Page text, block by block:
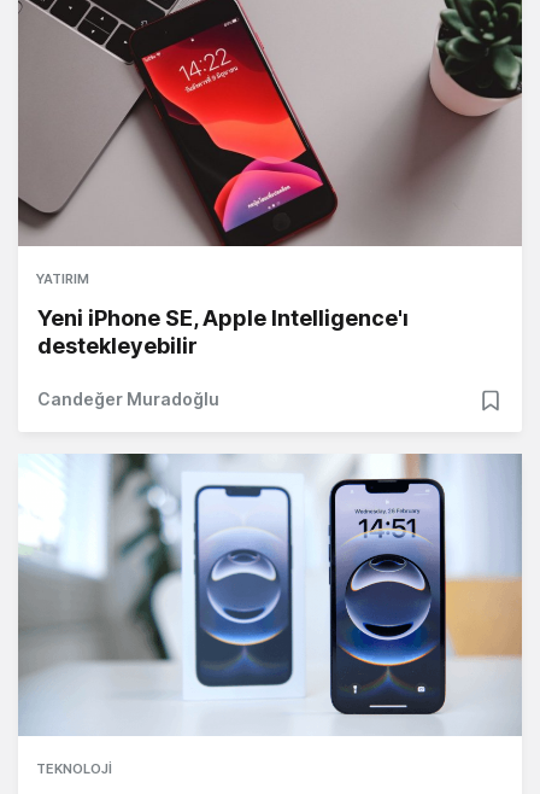
YATIRIM
Yeni iPhone SE, Apple Intelligence'ı
destekleyebilir
Candeğer Muradoğlu
TEKNOLOJI